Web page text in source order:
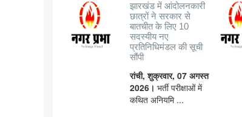
झारखंड में आंदोलनकारी
छात्रों ने सरकार से
बातचीत के लिए 10
सदस्यीय नए
प्रतिनिधिमंडल की सूची
सौंपी
रांची, शुक्रवार, 07 अगस्त
2026। भर्ती परीक्षाओं में
कथित अनियमि ...